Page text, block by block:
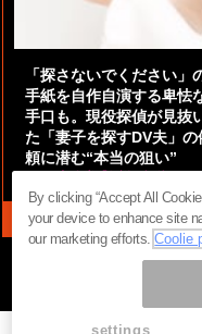
「探さないでください」
手紙を自作自演する卑怯
手口も。現役探偵が見抜
た「妻子を探すDV夫」の
頼に潜む“本当の狙い”
ページ内の商標は全て商
まぐまぐ！
By clicking “Accept All
your device to enhance site
our marketing efforts.Coolie
settings